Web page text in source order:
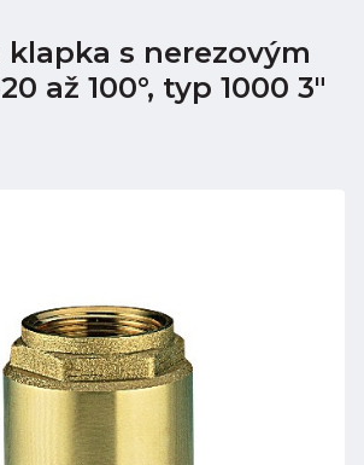
klapka s nerezovým
až 100°, typ 1000 3"